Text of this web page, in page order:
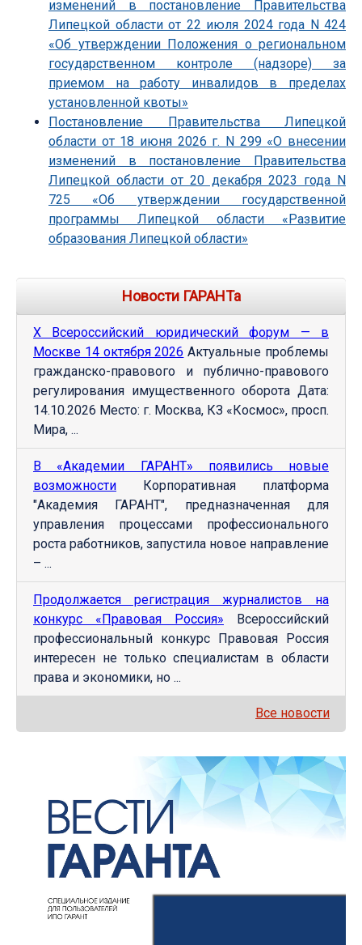
изменений в постановление Правительства
Липецкой области от 22 июля 2024 года N 424
«Об утверждении Положения о региональном
государственном контроле (надзоре) за
приемом на работу инвалидов в пределах
установленной квоты»
Постановление Правительства Липецкой
области от 18 июня 2026 г. N 299 «О внесении
изменений в постановление Правительства
Липецкой области от 20 декабря 2023 года N
725 «Об утверждении государственной
программы Липецкой области «Развитие
образования Липецкой области»
Новости ГАРАНТа
Х Всероссийский юридический форум — в
Москве 14 октября 2026 Актуальные проблемы
гражданско-правового и публично-правового
регулирования имущественного оборота Дата:
14.10.2026 Место: г. Москва, КЗ «Космос», просп.
Мира, ...
В «Академии ГАРАНТ» появились новые
возможности Корпоративная платформа
"Академия ГАРАНТ", предназначенная для
управления процессами профессионального
роста работников, запустила новое направление
– ...
Продолжается регистрация журналистов на
конкурс «Правовая Россия» Всероссийский
профессиональный конкурс Правовая Россия
интересен не только специалистам в области
права и экономики, но ...
Все новости